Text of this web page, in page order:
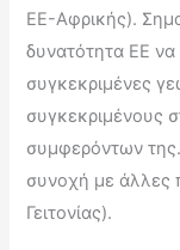
ΕΕ-Αφρικής).
δυνατότητα ΕΕ να
συγκεκριμένες
συγκεκριμένους
συμφερόντων
συνοχή με άλλες
Γειτονίας).